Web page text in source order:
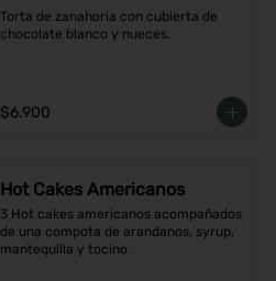
Torta de zanahoria con cubierta de
chocolate blanco y nueces.
$6.900
Hot Cakes Americanos
3 Hot cakes americanos acompañados
de una compota de arandanos, syrup,
mantequilla y tocino